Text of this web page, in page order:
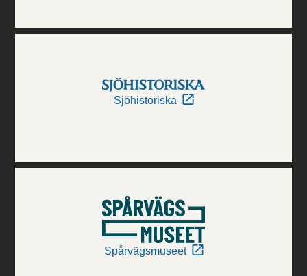
Sjöhistoriska
Spårvägsmuseet